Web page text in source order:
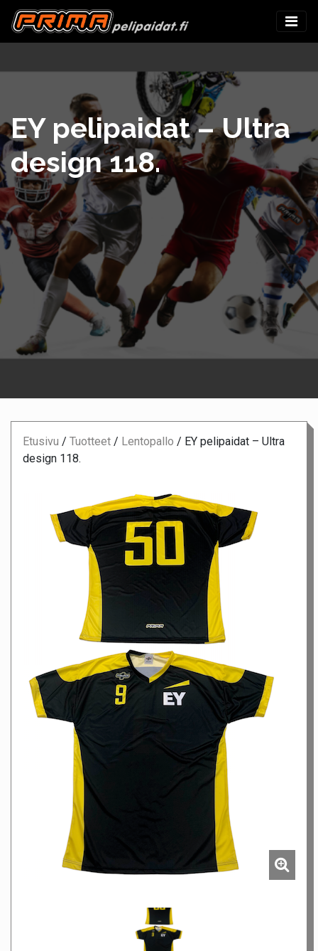
EY pelipaidat – Ultra
design 118.
Etusivu / Tuotteet / Lentopallo / EY pelipaidat – Ultra
design 118.